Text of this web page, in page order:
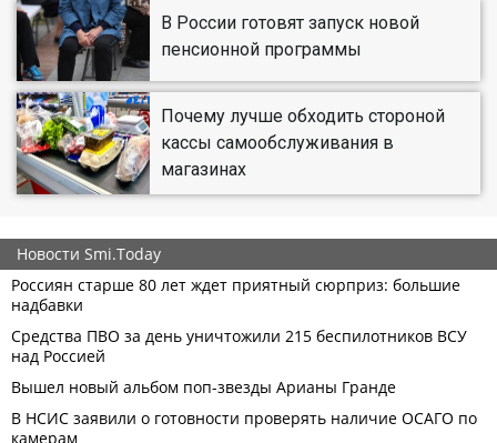
В России готовят запуск новой
пенсионной программы
Почему лучше обходить стороной
кассы самообслуживания в
магазинах